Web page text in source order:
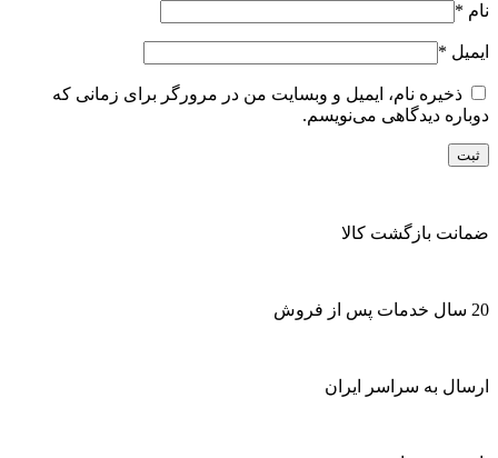
نام *
ایمیل *
ذخیره نام، ایمیل و وبسایت من در مرورگر برای زمانی که
دوباره دیدگاهی می‌نویسم.
ضمانت بازگشت کالا
20 سال خدمات پس از فروش
ارسال به سراسر ایران